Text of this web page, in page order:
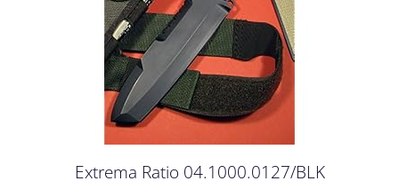
Extrema Ratio 04.1000.0127/BLK